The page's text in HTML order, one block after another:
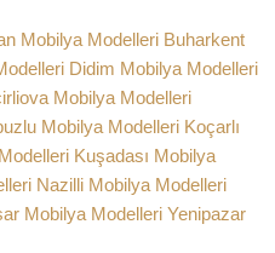
Mobilya Modelleri Buharkent
Didim Mobilya Modelleri
Mobilya Modelleri
Mobilya Modelleri Koçarlı
Kuşadası Mobilya
Nazilli Mobilya Modelleri
Mobilya Modelleri Yenipazar